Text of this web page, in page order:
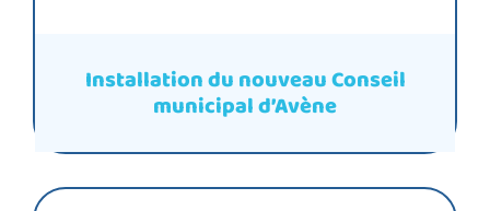
Installation du nouveau Conseil
municipal d’Avène